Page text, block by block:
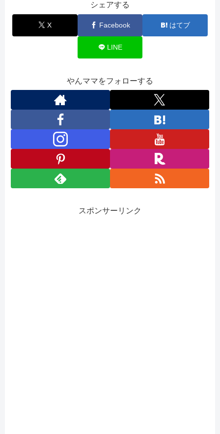
シェアする
X Facebook はてブ
LINE
やんママをフォローする
スポンサーリンク